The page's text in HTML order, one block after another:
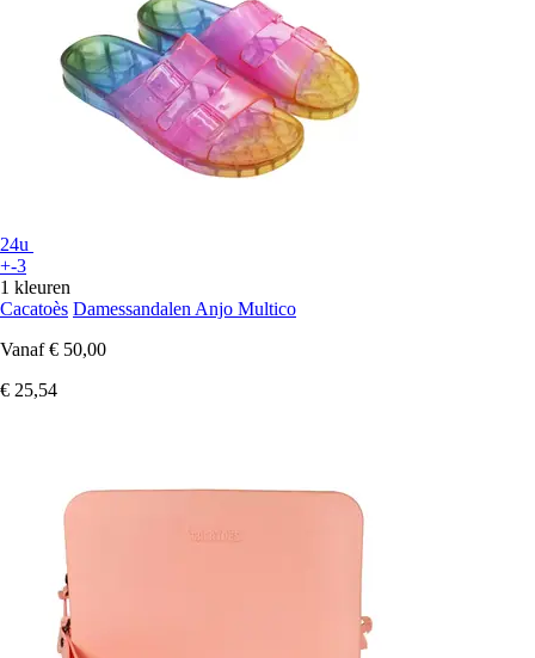
24u
+-3
1 kleuren
Cacatoès Damessandalen Anjo Multico
Vanaf € 50,00
€ 25,54